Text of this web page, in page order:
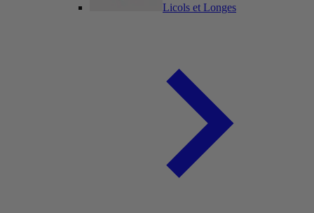
Licols et Longes